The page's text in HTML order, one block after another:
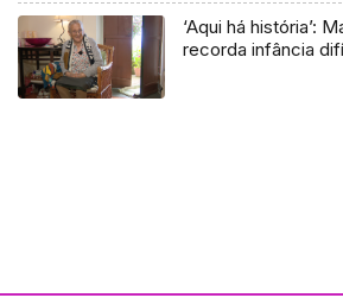
‘Aqui há história’:
recorda infância